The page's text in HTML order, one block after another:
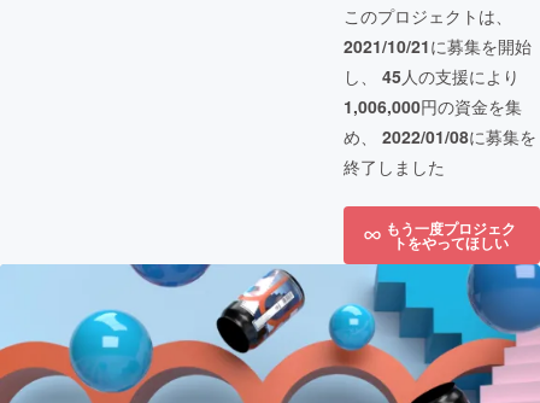
このプロジェクトは、
2021/10/21に募集を開始
し、 45人の支援により
1,006,000円の資金を集
め、 2022/01/08に募集を
終了しました
もう一度プロジェク
トをやってほしい